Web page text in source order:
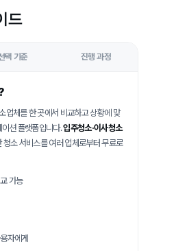
드
택 기준 진행 과정
업체를 한 곳에서 비교하고 상황에 맞
이션 플랫폼입니다.입주청소·이사청소
청소 서비스를 여러 업체로부터 무료로
가능
자에게